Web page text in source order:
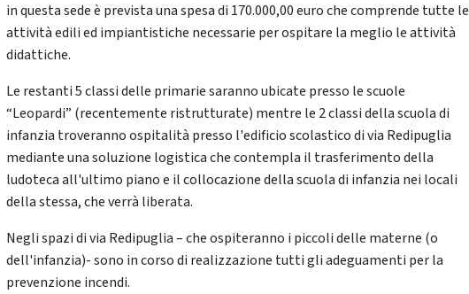
in questa sede è prevista una spesa di 170.000,00 euro che comprende tutte le
attività edili ed impiantistiche necessarie per ospitare la meglio le attività
didattiche.
Le restanti 5 classi delle primarie saranno ubicate presso le scuole
“Leopardi” (recentemente ristrutturate) mentre le 2 classi della scuola di
infanzia troveranno ospitalità presso l'edificio scolastico di via Redipuglia
mediante una soluzione logistica che contempla il trasferimento della
ludoteca all'ultimo piano e il collocazione della scuola di infanzia nei locali
della stessa, che verrà liberata.
Negli spazi di via Redipuglia – che ospiteranno i piccoli delle materne (o
dell'infanzia)- sono in corso di realizzazione tutti gli adeguamenti per la
prevenzione incendi.